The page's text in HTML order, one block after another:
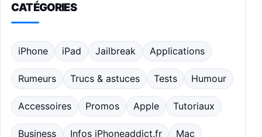
CATÉGORIES
iPhone iPad Jailbreak Applications
Rumeurs Trucs & astuces Tests Humour
Accessoires Promos Apple Tutoriaux
Business Infos iPhoneaddict.fr Mac